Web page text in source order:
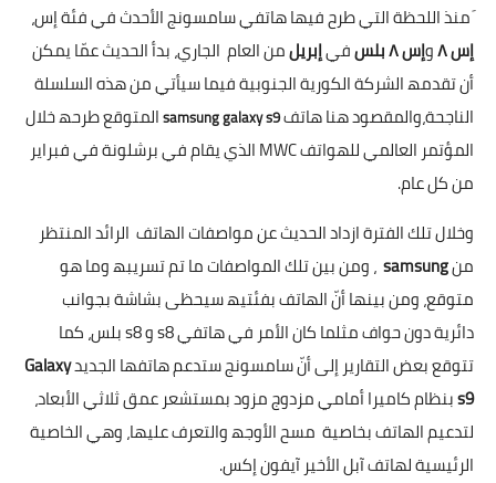
َ منذ اللحظة التي طرح فیھا ھاتفي سامسونج الأحدث في فئة إس،
إس ۸ وإس ۸ بلس فيإبریلمن العام الجاري، بدأ الحدیث عمّا یمكن
أن تقدمھ الشركة الكوریة الجنوبیة فیما سیأتي من ھذه السلسلة
الناجحة،والمقصود ھنا ھاتفsamsung galaxy s9المتوقع طرحھ خلال
المؤتمر العالمي للھواتف MWC الذي یقام في برشلونة في فبرایر
من كل عام.
وخلال تلك الفترة ازداد الحدیث عن مواصفات الھاتف الرائد المنتظر
من
، ومن بین تلك المواصفات ما تم تسریبھ وما ھو
متوقع، ومن بینھا أنّ الھاتف بفئتیھ سیحظى بشاشة بجوانب
دائریة دون حواف مثلما كان الأمر في ھاتفي s8 و s8 بلس، كما
تتوقع بعض التقاریر إلى أنّ سامسونج ستدعم ھاتفھا الجدیدGalaxy
s9بنظام كامیرا أمامي مزدوج مزود بمستشعر عمق ثلاثي الأبعاد،
لتدعیم الھاتف بخاصیة مسح الأوجھ والتعرف علیھا، وھي الخاصیة
الرئیسیة لھاتف آبل الأخیر آیفون إكس.